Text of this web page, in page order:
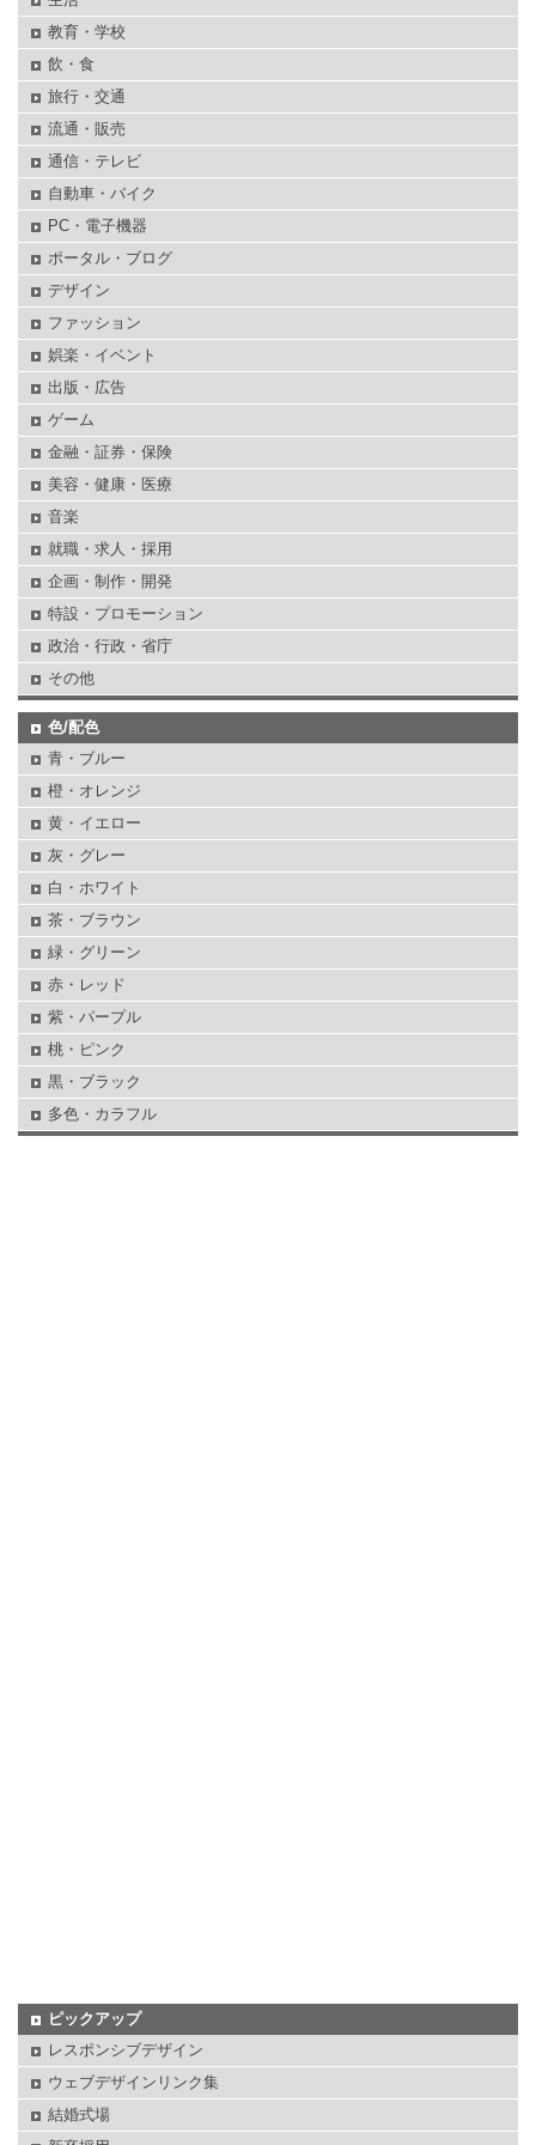
教育・学校
飲・食
旅行・交通
流通・販売
通信・テレビ
自動車・バイク
PC・電子機器
ポータル・ブログ
デザイン
ファッション
娯楽・イベント
出版・広告
ゲーム
金融・証券・保険
美容・健康・医療
音楽
就職・求人・採用
企画・制作・開発
特設・プロモーション
政治・行政・省庁
その他
色/配色
青・ブルー
橙・オレンジ
黄・イエロー
灰・グレー
白・ホワイト
茶・ブラウン
緑・グリーン
赤・レッド
紫・パープル
桃・ピンク
黒・ブラック
多色・カラフル
ピックアップ
レスポンシブデザイン
ウェブデザインリンク集
結婚式場